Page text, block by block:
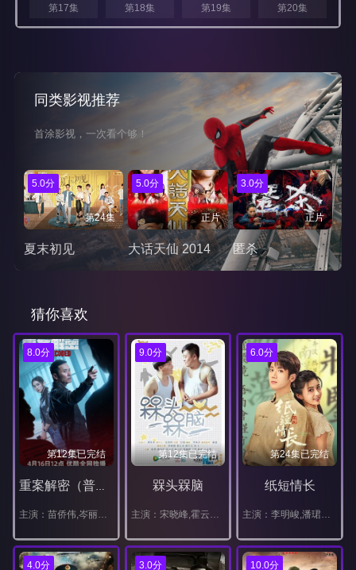
第17集 第18集 第19集 第20集
同类影视推荐
首涂影视，一次看个够！
5.0分
第24集
夏末初见
5.0分
正片
大话天仙 2014
3.0分
正片
匿杀
猜你喜欢
8.0分
第12集已完结
9.0分
第12集已完结
槑头槑脑
6.0分
第24集已完结
纸短情长
4.0分 3.0分 10.0分